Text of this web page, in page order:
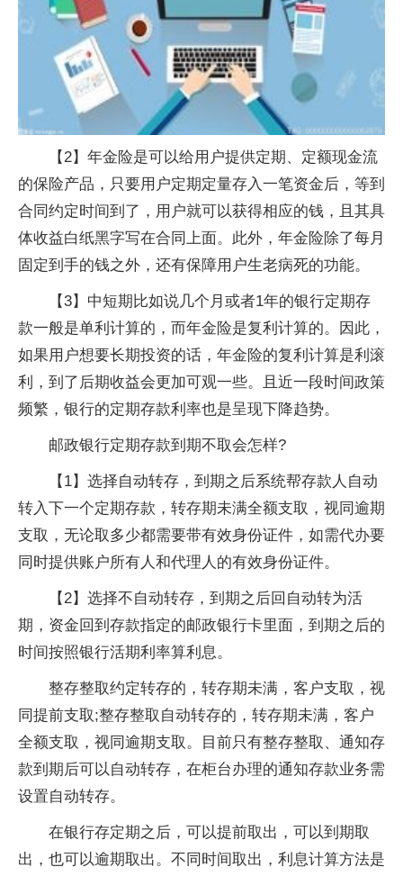
【2】年金险是可以给用户提供定期、定额现金流
的保险产品，只要用户定期定量存入一笔资金后，等到
合同约定时间到了，用户就可以获得相应的钱，且其具
体收益白纸黑字写在合同上面。此外，年金险除了每月
固定到手的钱之外，还有保障用户生老病死的功能。
【3】中短期比如说几个月或者1年的银行定期存
款一般是单利计算的，而年金险是复利计算的。因此，
如果用户想要长期投资的话，年金险的复利计算是利滚
利，到了后期收益会更加可观一些。且近一段时间政策
频繁，银行的定期存款利率也是呈现下降趋势。
邮政银行定期存款到期不取会怎样?
【1】选择自动转存，到期之后系统帮存款人自动
转入下一个定期存款，转存期未满全额支取，视同逾期
支取，无论取多少都需要带有效身份证件，如需代办要
同时提供账户所有人和代理人的有效身份证件。
【2】选择不自动转存，到期之后回自动转为活
期，资金回到存款指定的邮政银行卡里面，到期之后的
时间按照银行活期利率算利息。
整存整取约定转存的，转存期未满，客户支取，视
同提前支取;整存整取自动转存的，转存期未满，客户
全额支取，视同逾期支取。目前只有整存整取、通知存
款到期后可以自动转存，在柜台办理的通知存款业务需
设置自动转存。
在银行存定期之后，可以提前取出，可以到期取
出，也可以逾期取出。不同时间取出，利息计算方法是